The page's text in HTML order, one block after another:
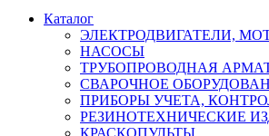
Каталог
ЭЛЕКТРОДВИГАТЕЛИ,
НАСОСЫ
ТРУБОПРОВОДНАЯ
СВАРОЧНОЕ
ПРИБОРЫ УЧЕТА,
РЕЗИНОТЕХНИЧЕСКИЕ
КРАСКОПУЛЬТЫ